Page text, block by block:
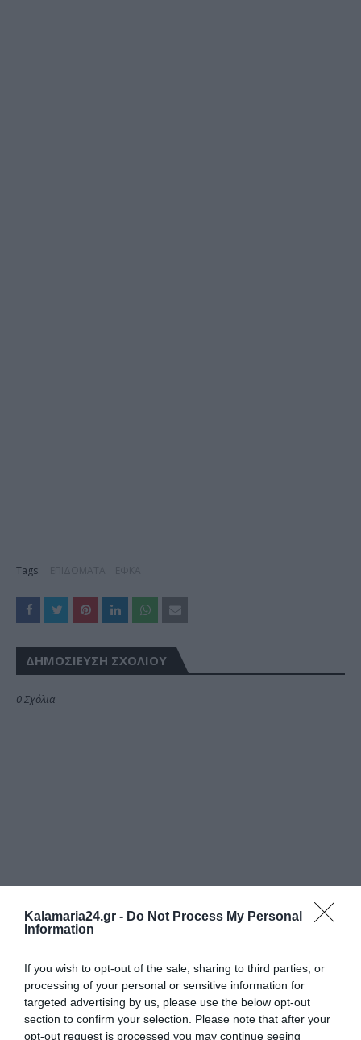
Kalamaria24.gr - Do Not Process My Personal
Information
If you wish to opt-out of the sale, sharing to third parties, or
processing of your personal or sensitive information for
targeted advertising by us, please use the below opt-out
section to confirm your selection. Please note that after your
opt-out request is processed you may continue seeing
Tags:
ΔΗΜΟΣΊΕΥΣΗ ΣΧΟΛΊΟΥ
0 Σχόλια